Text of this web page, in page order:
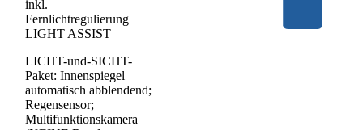
inkl.
Fernlichtregulierung
LIGHT ASSIST
LICHT-und-SICHT-
Paket: Innenspiegel
automatisch abblendend;
Regensensor;
Multifunktionskamera